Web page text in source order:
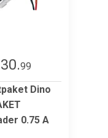
99
Dino
0.75 A